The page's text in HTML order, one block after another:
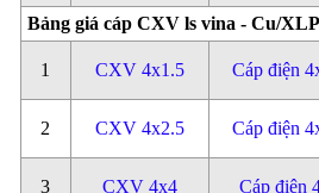
Bảng giá cáp CXV ls vina - Cu/
1 CXV 4x1.5 Cáp điện
2 CXV 4x2.5 Cáp điện
3 CXV 4x4 Cáp điện